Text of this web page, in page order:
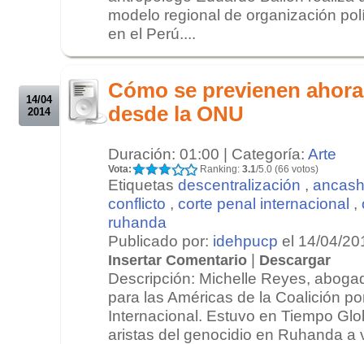
modelo regional de organización
en el Perú....
14/04
2014
Cómo se previenen
desde la ONU
Duración: 01:00 | Categoría: Arte
Vota: Ranking: 3.1/5.0 (66 votos)
Etiquetas descentralización , ancash
conflicto , corte penal internacional ,
ruhanda
Publicado por: idehpucp el 14/04/
Insertar Comentario | Descargar
Descripción: Michelle Reyes,
para las Américas de la Coalición
Internacional. Estuvo en Tiempo
aristas del genocidio en Ruhanda a